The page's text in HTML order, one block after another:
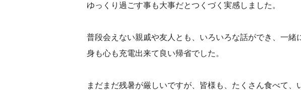
ゆっくり過ごす事も大事だとつくづく実感しまし
普段会えない親戚や友人とも、いろいろな話ができ、一緒
身も心も充電出来て良い帰省でし
まだまだ残暑が厳しいですが、皆様も、たくさん食べて、